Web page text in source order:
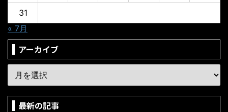
31
« 7月
アーカイブ
最新の記事